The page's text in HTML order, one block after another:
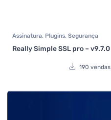
Assinatura, Plugins, Segurança
Really Simple SSL pro – v9.7.0
190 vendas